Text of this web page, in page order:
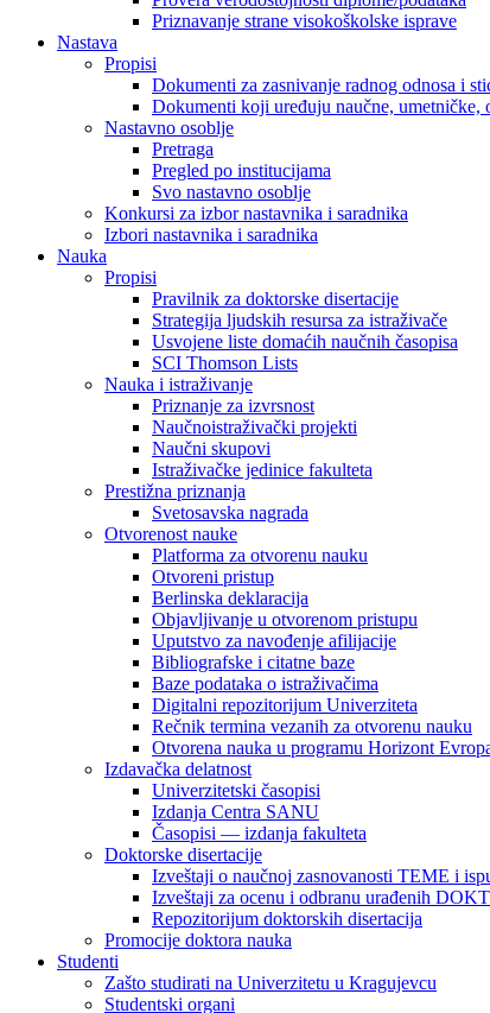
Priznavanje strane visokoškolske isprave
Nastava
Propisi
Dokumenti za zasnivanje radnog odnosa i
Dokumenti koji uređuju naučne, umetničke,
Nastavno osoblje
Pretraga
Pregled po institucijama
Svo nastavno osoblje
Konkursi za izbor nastavnika i saradnika
Izbori nastavnika i saradnika
Nauka
Propisi
Pravilnik za doktorske disertacije
Strategija ljudskih resursa za istraživače
Usvojene liste domaćih naučnih časopisa
SCI Thomson Lists
Nauka i istraživanje
Priznanje za izvrsnost
Naučnoistraživački projekti
Naučni skupovi
Istraživačke jedinice fakulteta
Prestižna priznanja
Svetosavska nagrada
Otvorenost nauke
Platforma za otvorenu nauku
Otvoreni pristup
Berlinska deklaracija
Objavljivanje u otvorenom pristupu
Uputstvo za navođenje afilijacije
Bibliografske i citatne baze
Baze podataka o istraživačima
Digitalni repozitorijum Univerziteta
Rečnik termina vezanih za otvorenu nauku
Otvorena nauka u programu Horizont
Izdavačka delatnost
Univerzitetski časopisi
Izdanja Centra SANU
Časopisi — izdanja fakulteta
Doktorske disertacije
Izveštaji o naučnoj zasnovanosti TEME i
Izveštaji za ocenu i odbranu urađenih
Repozitorijum doktorskih disertacija
Promocije doktora nauka
Studenti
Zašto studirati na Univerzitetu u Kragujevcu
Studentski organi